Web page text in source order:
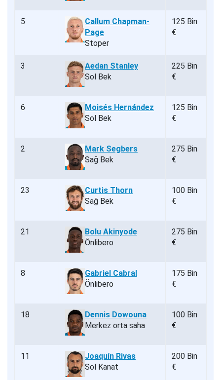
5
Callum Chapman-
Page
Stoper
125 Bin
€
3
Aedan Stanley
Sol Bek
225 Bin
€
6
Moisés Hernández
Sol Bek
125 Bin
€
2
Mark Segbers
Sağ Bek
275 Bin
€
23
Curtis Thorn
Sağ Bek
100 Bin
€
21
Bolu Akinyode
Önlibero
275 Bin
€
8
Gabriel Cabral
Önlibero
175 Bin
€
18
Dennis Dowouna
Merkez orta saha
100 Bin
€
11
Joaquín Rivas
Sol Kanat
200 Bin
€